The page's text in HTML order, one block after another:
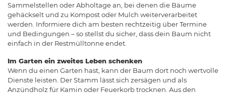
Sammelstellen oder Abholtage an, bei denen die Bäume
gehäckselt und zu Kompost oder Mulch weiterverarbeitet
werden. Informiere dich am besten rechtzeitig über Termine
und Bedingungen – so stellst du sicher, dass dein Baum nicht
einfach in der Restmülltonne endet.
Im Garten ein zweites Leben schenken
Wenn du einen Garten hast, kann der Baum dort noch wertvolle
Dienste leisten. Der Stamm lässt sich zersägen und als
Anzündholz für Kamin oder Feuerkorb trocknen. Aus den